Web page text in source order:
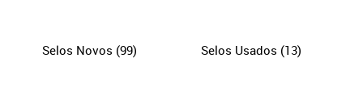
Selos Novos (99) Selos Usados (13)